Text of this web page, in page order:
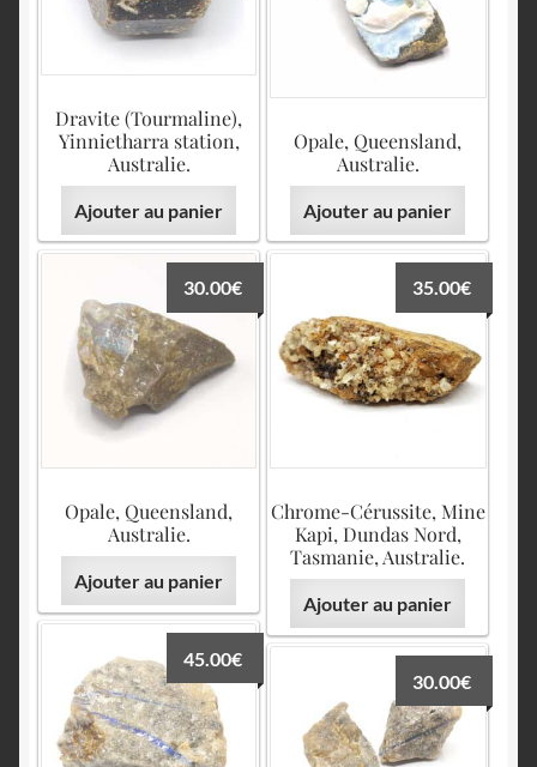
Dravite (Tourmaline),
Yinnietharra station,
Australie.
Ajouter au panier
Opale, Queensland,
Australie.
Ajouter au panier
Opale, Queensland,
Australie.
30.00€
Ajouter au panier
Chrome-Cérussite, Mine
Kapi, Dundas Nord,
Tasmanie, Australie.
35.00€
Ajouter au panier
45.00€
30.00€